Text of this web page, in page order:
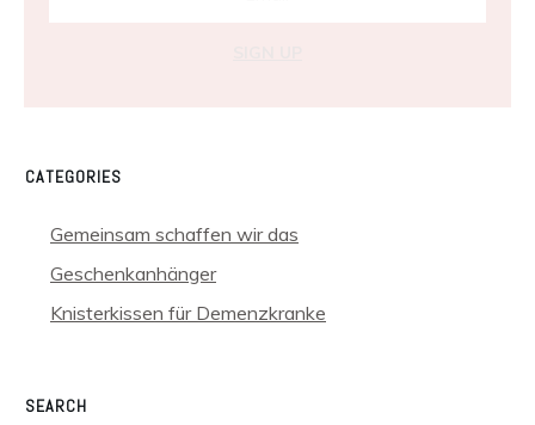
CATEGORIES
Gemeinsam schaffen wir das
Geschenkanhänger
Knisterkissen für Demenzkranke
SEARCH